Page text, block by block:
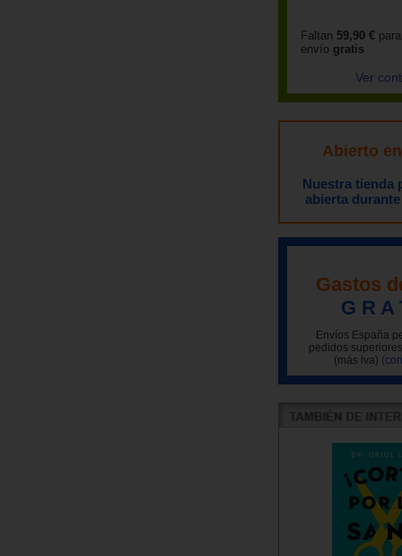
Faltan 59,90 €
envío gratis
Ver
Abierto
Nuestra tienda
abierta
Gastos
G R A
Envíos España
pedidos
(más iva)